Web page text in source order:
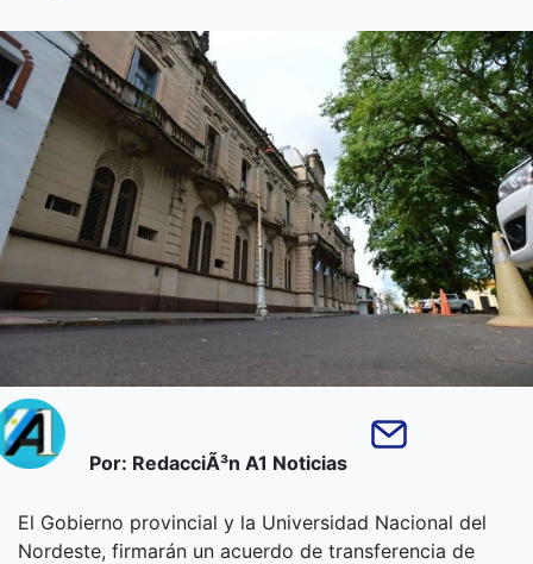
Por: RedacciÃ³n A1 Noticias
El Gobierno provincial y la Universidad Nacional del
Nordeste, firmarán un acuerdo de transferencia de